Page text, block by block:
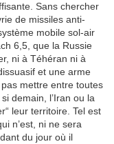
Sans chercher
de missiles anti-
mobile sol-air
6,5, que la Russie
ni à Téhéran ni à
et une arme
mettre entre toutes
demain, l’Iran ou la
leur territoire. Tel est
n’est, ni ne sera
du jour où il